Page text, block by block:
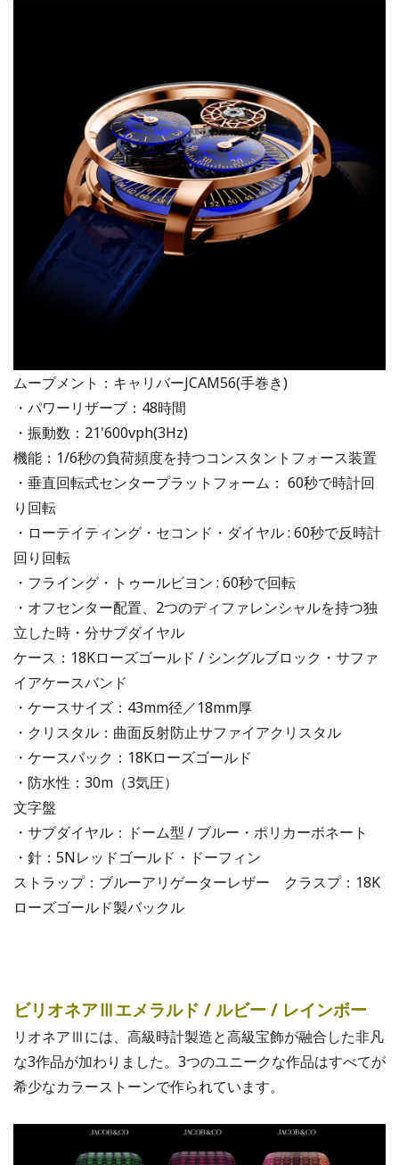
ムーブメント：キャリバーJCAM56(手巻き)
・パワーリザーブ：48時間
・振動数：21'600vph(3Hz)
機能：1/6秒の負荷頻度を持つコンスタントフォース装置
・垂直回転式センタープラットフォーム： 60秒で時計回
り回転
・ローテイティング・セコンド・ダイヤル : 60秒で反時計
回り回転
・フライング・トゥールビヨン : 60秒で回転
・オフセンター配置、2つのディファレンシャルを持つ独
立した時・分サブダイヤル
ケース：18Kローズゴールド / シングルブロック・サファ
イアケースバンド
・ケースサイズ：43mm径／18mm厚
・クリスタル：曲面反射防止サファイアクリスタル
・ケースバック：18Kローズゴールド
・防水性：30m（3気圧）
文字盤
・サブダイヤル：ドーム型 / ブルー・ポリカーボネート
・針：5Nレッドゴールド・ドーフィン
ストラップ：ブルーアリゲーターレザー クラスプ：18K
ローズゴールド製バックル
ビリオネアⅢエメラルド / ルビー / レインボー
リオネアⅢには、高級時計製造と高級宝飾が融合した非凡
な3作品が加わりました。3つのユニークな作品はすべてが
希少なカラーストーンで作られています。